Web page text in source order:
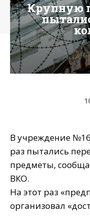
Крупную
В учреждение
раз пытались
предметы,
ВКО.
На этот раз
организовал